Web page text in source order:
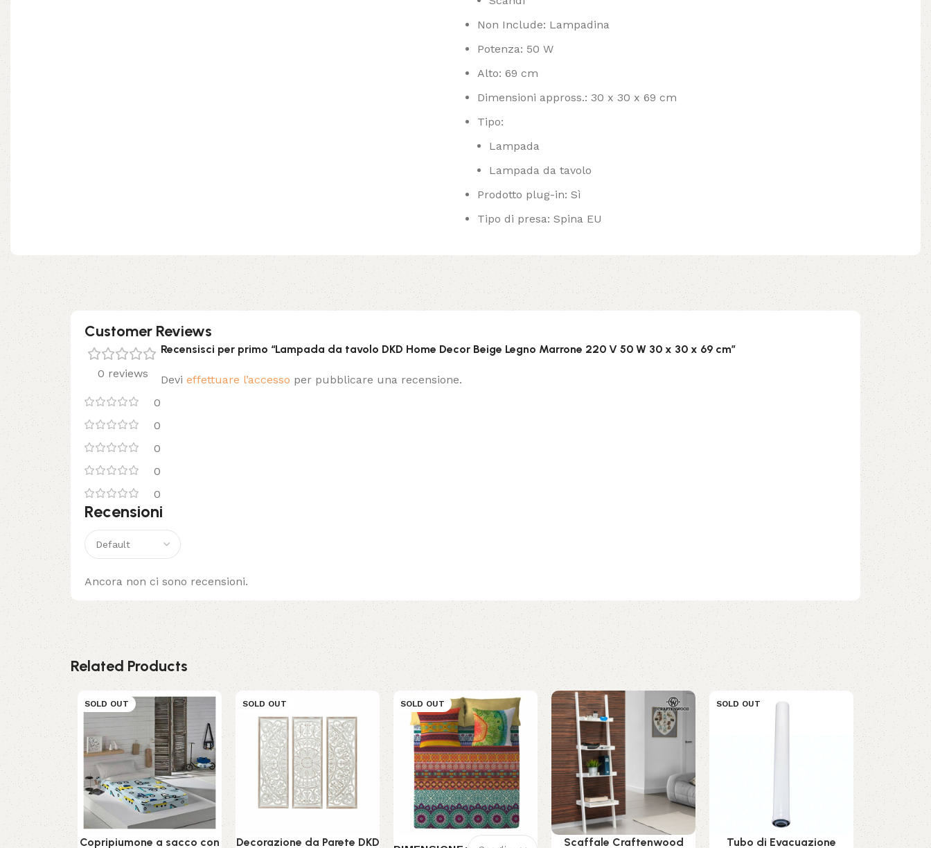
Non Include: Lampadina
Potenza: 50 W
Alto: 69 cm
Dimensioni appross.: 30 x 30 x 69 cm
Tipo:
Lampada
Lampada da tavolo
Prodotto plug-in: Sì
Tipo di presa: Spina EU
Customer Reviews
0 reviews
0
0
0
0
0
Recensioni
Ancora non ci sono recensioni.
Recensisci per primo “Lampada da tavolo DKD Home Decor Beige Legno Marrone 220 V 50 W 30 x 30 x 69 cm”
Devi effettuare l’accesso per pubblicare una recensione.
Related Products
SOLD OUT
Copripiumone a sacco con
SOLD OUT
Decorazione da Parete DKD
SOLD OUT
Scaffale Craftenwood
SOLD OUT
Tubo di Evacuazione
SOLD OUT
Ventilatore